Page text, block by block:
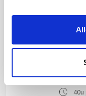
Alliander
40u